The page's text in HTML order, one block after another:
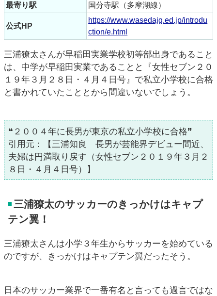
最寄り駅
国分寺駅（多摩湖線）
公式HP
https://www.wasedajg.ed.jp/introdu
ction/e.html
三浦獠太さんが早稲田実業学校初等部出身であること
は、中学が早稲田実業であることと『女性セブン２０
１９年３月２８日・４月４日号』で私立小学校に合格
と書かれていたこととから間違いないでしょう。
❝２００４年に長男が東京の私立小学校に合格❞
引用元：【三浦知良 長男が芸能界デビュー間近、
夫婦は円満取り戻す（女性セブン２０１９年３月２
８日・４月４日号）】
三浦獠太のサッカーのきっかけはキャプ
テン翼！
三浦獠太さんは小学３年生からサッカーを始めている
のですが、きっかけはキャプテン翼だったそう。
日本のサッカー業界で一番有名と言っても過言ではな